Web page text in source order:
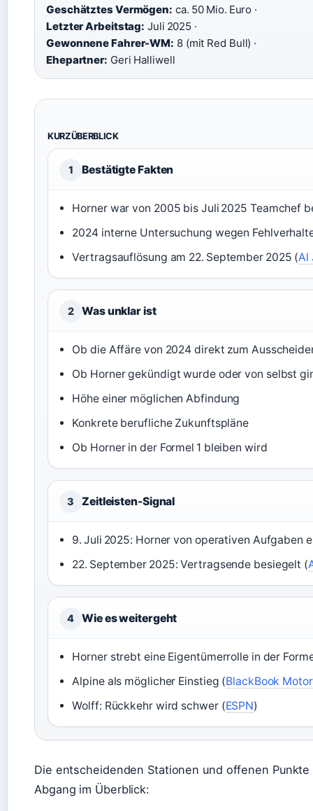
Geschätztes Vermögen: ca. 50 Mio. Euro ·
Letzter Arbeitstag: Juli 2025 ·
Gewonnene Fahrer-WM: 8 (mit Red Bull) ·
Ehepartner: Geri Halliwell
KURZÜBERBLICK
1 Bestätigte Fakten
Horner war von 2005 bis Juli 2025 Teamchef
2024 interne Untersuchung wegen
Vertragsauflösung am 22. September 2025 (Al
2 Was unklar ist
Ob die Affäre von 2024 direkt zum
Ob Horner gekündigt wurde oder von selbst
Höhe einer möglichen Abfindung
Konkrete berufliche Zukunftspläne
Ob Horner in der Formel 1 bleiben wird
3 Zeitleisten-Signal
9. Juli 2025: Horner von operativen Aufgaben
22. September 2025: Vertragsende besiegelt (
4 Wie es weitergeht
Horner strebt eine Eigentümerrolle in der
Alpine als möglicher Einstieg (BlackBook
Wolff: Rückkehr wird schwer (ESPN)
Die entscheidenden Stationen und offenen
Abgang im Überblick: